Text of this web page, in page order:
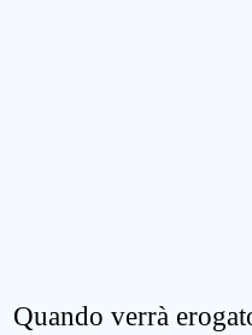
Quando verrà